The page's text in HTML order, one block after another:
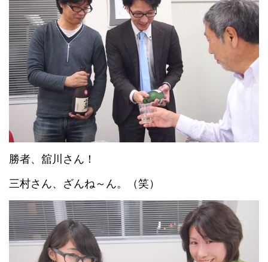
勝者、舘川さん！
三村さん、ざんね～ん。（笑）